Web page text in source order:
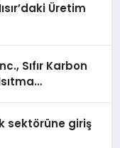
Üretim
Sıfır Karbon
sektörüne giriş